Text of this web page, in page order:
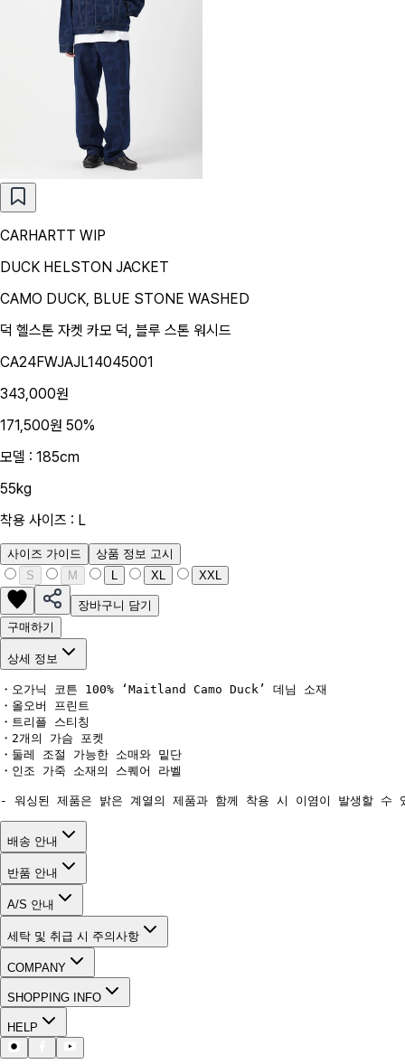
CARHARTT WIP
DUCK HELSTON JACKET
CAMO DUCK, BLUE STONE WASHED
덕 헬스톤 자켓 카모 덕, 블루 스톤 워시드
CA24FWJAJL14045001
343,000원
171,500원 50%
모델 : 185cm
55kg
착용 사이즈 : L
사이즈 가이드
상품 정보 고시
S
M L XL XXL
장바구니 담기
구매하기
상세 정보
・오가닉 코튼 100% ‘Maitland Camo Duck’ 데님 소재
・올오버 프린트
・트리플 스티칭
・2개의 가슴 포켓
・둘레 조절 가능한 소매와 밑단
・인조 가죽 소재의 스퀘어 라벨
- 워싱된 제품은 밝은 계열의 제품과 함께 착용 시 이염이 발생할 수
배송 안내
반품 안내
A/S 안내
세탁 및 취급 시 주의사항
COMPANY
SHOPPING INFO
HELP